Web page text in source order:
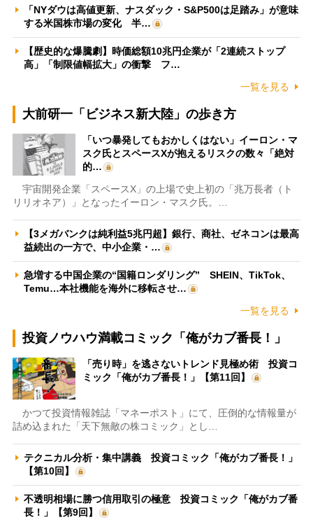
「NYダウは高値更新、ナスダック・S&P500は足踏み」が意味
する米国株市場の変化 半…
【歴史的な爆騰劇】時価総額10兆円企業が「2連続ストップ
高」「制限値幅拡大」の衝撃 フ…
一覧を見る
大前研一「ビジネス新大陸」の歩き方
「いつ暴発してもおかしくはない」イーロン・マ
スク氏とスペースXが抱えるリスクの数々「絶対
的…
宇宙開発企業「スペースX」の上場で史上初の「兆万長者（ト
リリオネア）」となったイーロン・マスク氏。…
【3メガバンクは純利益5兆円超】銀行、商社、ゼネコンは最高
益続出の一方で、中小企業・…
急増する中国企業の“国籍ロンダリング” SHEIN、TikTok、
Temu…本社機能を海外に移転させ…
一覧を見る
投資ノウハウ満載コミック「俺がカブ番長！」
「売り時」を逃さないトレンド見極め術 投資コ
ミック「俺がカブ番長！」【第11回】
かつて投資情報雑誌「マネーポスト」にて、圧倒的な情報量が
詰め込まれた「天下無敵の株コミック」とし…
テクニカル分析・集中講義 投資コミック「俺がカブ番長！」
【第10回】
不透明相場に勝つ信用取引の極意 投資コミック「俺がカブ番
長！」【第9回】